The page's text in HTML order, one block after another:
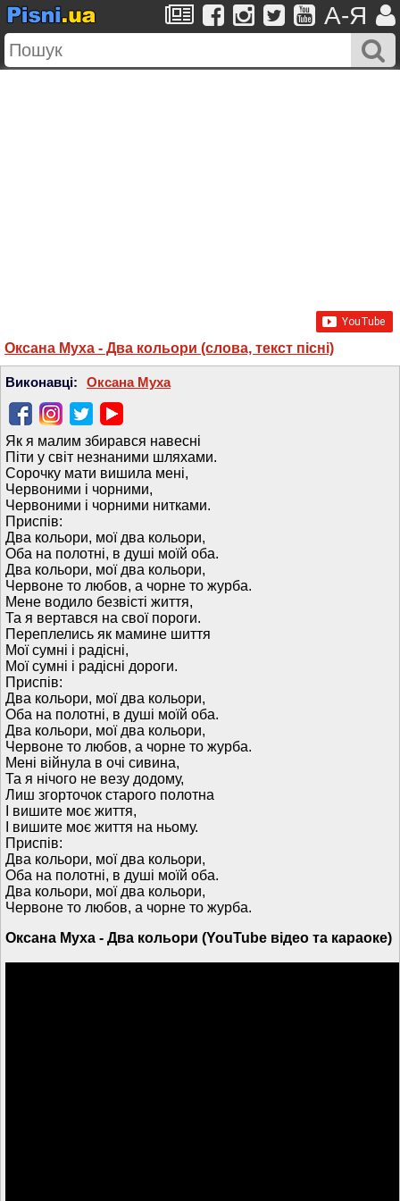
A-Я
Оксана Муха - Два кольори (слова, текст пісні)
Виконавці: Оксана Муха
Як я малим збирався навесні
Піти у світ незнаними шляхами.
Сорочку мати вишила мені,
Червоними і чорними,
Червоними і чорними нитками.
Приспів:
Два кольори, мої два кольори,
Оба на полотні, в душі моїй оба.
Два кольори, мої два кольори,
Червоне то любов, а чорне то журба.
Мене водило безвісті життя,
Та я вертався на свої пороги.
Переплелись як мамине шиття
Мої сумні і радісні,
Мої сумні і радісні дороги.
Приспів:
Два кольори, мої два кольори,
Оба на полотні, в душі моїй оба.
Два кольори, мої два кольори,
Червоне то любов, а чорне то журба.
Мені війнула в очі сивина,
Та я нічого не везу додому,
Лиш згорточок старого полотна
І вишите моє життя,
І вишите моє життя на ньому.
Приспів:
Два кольори, мої два кольори,
Оба на полотні, в душі моїй оба.
Два кольори, мої два кольори,
Червоне то любов, а чорне то журба.
Оксана Муха - Два кольори (YouTube відео та караоке)